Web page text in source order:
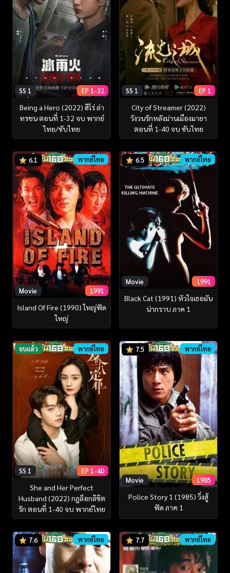
SS 1 EP 1-32
Being a Hero (2022) ฮีโร่ ล่า
ทรชน ตอนที่ 1-32 จบ พากย์
ไทย/ซับไทย
SS 1 EP 1
City of Streamer (2022)
วังวนรักหลังม่านเมืองมายา
ตอนที่ 1-40 จบ ซับไทย
6.1 พากย์ไทย
Movie 1991
Island Of Fire (1990) ใหญ่ฟัด
ใหญ่
6.5 พากย์ไทย
Movie 1991
Black Cat (1991) หัวใจเธอมัน
น่ากราบ ภาค 1
จบแล้ว พากย์ไทย
SS 1 EP 1-40
She and Her Perfect
Husband (2022) กฎล็อกลิขิต
รัก ตอนที่ 1-40 จบ พากย์ไทย
7.5 พากย์ไทย
Movie 1985
Police Story 1 (1985) วิ่งสู้
ฟัด ภาค 1
7.6 พากย์ไทย 7.7 พากย์ไทย